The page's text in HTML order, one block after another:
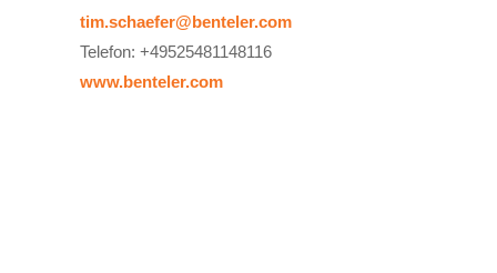
tim.schaefer@benteler.com
Telefon: +49525481148116
www.benteler.com